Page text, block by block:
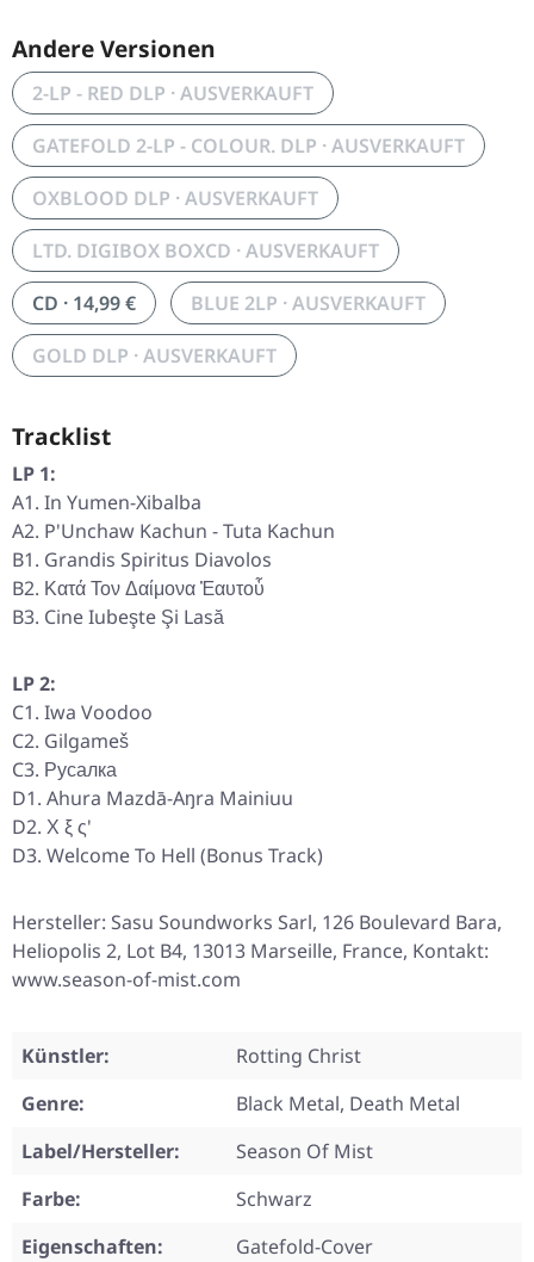
Andere Versionen
2-LP - RED DLP · AUSVERKAUFT
GATEFOLD 2-LP - COLOUR. DLP · AUSVERKAUFT
OXBLOOD DLP · AUSVERKAUFT
LTD. DIGIBOX BOXCD · AUSVERKAUFT
CD · 14,99 €
BLUE 2LP · AUSVERKAUFT
GOLD DLP · AUSVERKAUFT
Tracklist
LP 1:
A1. In Yumen-Xibalba
A2. P'Unchaw Kachun - Tuta Kachun
B1. Grandis Spiritus Diavolos
B2. Κατά Τον Δαίμονα Ἐαυτοὗ
B3. Cine Iubeşte Şi Lasă
LP 2:
C1. Iwa Voodoo
C2. Gilgameš
C3. Русалка
D1. Ahura Mazdā-Aŋra Mainiuu
D2. Χ ξ ς'
D3. Welcome To Hell (Bonus Track)
Hersteller: Sasu Soundworks Sarl, 126 Boulevard Bara,
Heliopolis 2, Lot B4, 13013 Marseille, France, Kontakt:
www.season-of-mist.com
Künstler:
Rotting Christ
Genre:
Black Metal, Death Metal
Label/Hersteller:
Season Of Mist
Farbe:
Schwarz
Eigenschaften:
Gatefold-Cover